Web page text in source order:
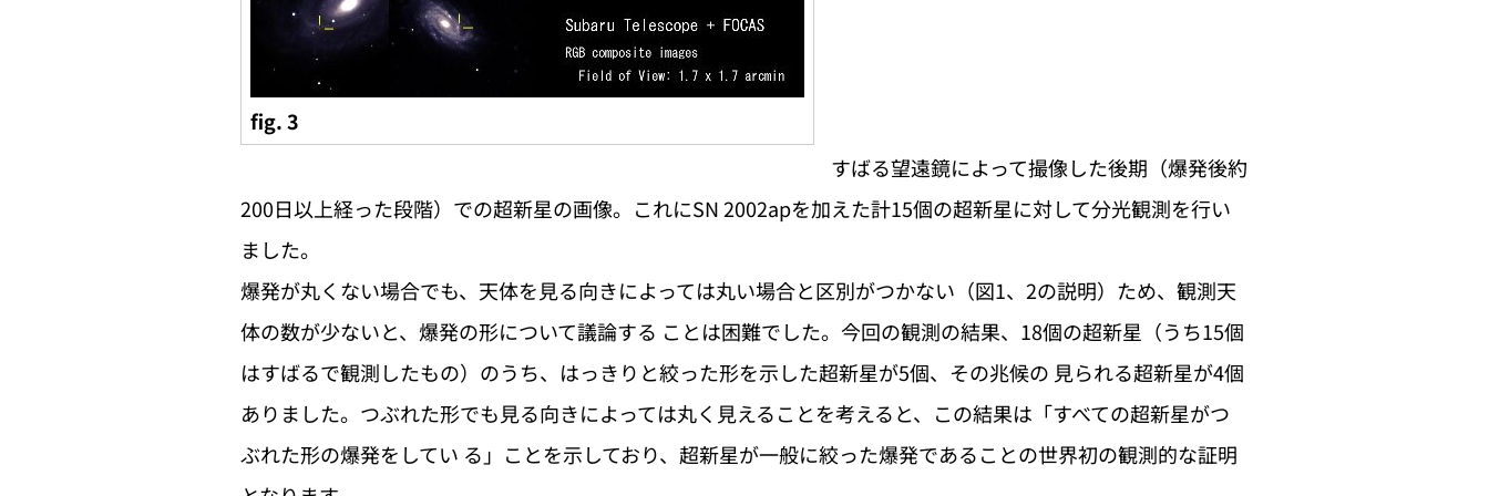
fig. 3
すばる望遠鏡によって撮像した後期（爆発後約
200日以上経った段階）での超新星の画像。これにSN 2002apを加えた計15個の超新星に対して分光観測を行い
ました。
爆発が丸くない場合でも、天体を見る向きによっては丸い場合と区別がつかない（図1、2の説明）ため、観測天
体の数が少ないと、爆発の形について議論する ことは困難でした。今回の観測の結果、18個の超新星（うち15個
はすばるで観測したもの）のうち、はっきりと絞った形を示した超新星が5個、その兆候の 見られる超新星が4個
ありました。つぶれた形でも見る向きによっては丸く見えることを考えると、この結果は「すべての超新星がつ
ぶれた形の爆発をしてい る」ことを示しており、超新星が一般に絞った爆発であることの世界初の観測的な証明